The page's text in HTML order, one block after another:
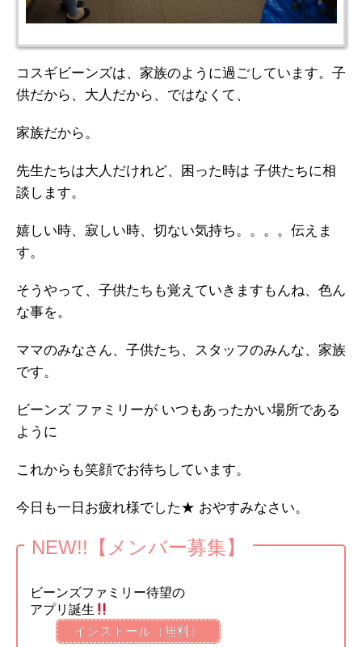
コスギビーンズは、家族のように過ごしています。子
供だから、大人だから、ではなくて、
家族だから。
先生たちは大人だけれど、困った時は 子供たちに相
談します。
嬉しい時、寂しい時、切ない気持ち。。。。伝えま
す。
そうやって、子供たちも覚えていきますもんね、色ん
な事を。
ママのみなさん、子供たち、スタッフのみんな、家族
です。
ビーンズ ファミリーが いつもあったかい場所である
ように
これからも笑顔でお待ちしています。
今日も一日お疲れ様でした★ おやすみなさい。
NEW!!【メンバー募集】
ビーンズファミリー待望の
アプリ誕生
インストール（無料）